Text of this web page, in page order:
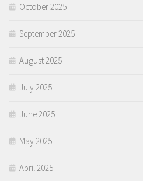
October 2025
September 2025
August 2025
July 2025
June 2025
May 2025
April 2025